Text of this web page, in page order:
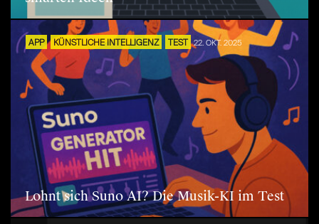
APP KÜNSTLICHE INTELLIGENZ TEST 22. OKT. 2025
Lohnt sich Suno AI? Die Musik-KI im Test